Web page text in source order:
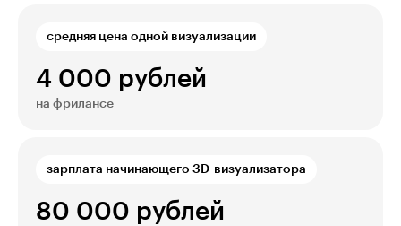
4 000 рублей
средняя цена одной визуализации
на фрилансе
80 000 рублей
зарплата начинающего 3D-визуализатора